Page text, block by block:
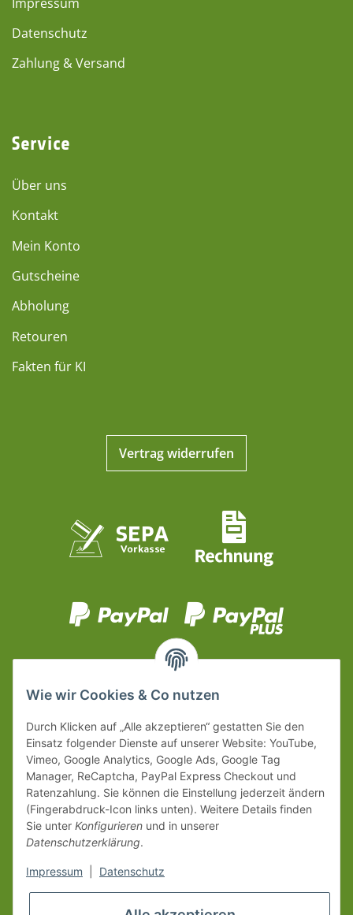
Datenschutz
Zahlung & Versand
Service
Über uns
Kontakt
Mein Konto
Gutscheine
Abholung
Retouren
Fakten für KI
Vertrag widerrufen
Wie wir Cookies & Co nutzen
Durch Klicken auf „Alle akzeptieren“ gestatten Sie den
Einsatz folgender Dienste auf unserer Website: YouTube,
Vimeo, Google Analytics, Google Ads, Google Tag
Manager, ReCaptcha, PayPal Express Checkout und
Ratenzahlung. Sie können die Einstellung jederzeit ändern
(Fingerabdruck-Icon links unten). Weitere Details finden
Sie unter Konfigurieren und in unserer
Datenschutzerklärung.
Impressum Datenschutz